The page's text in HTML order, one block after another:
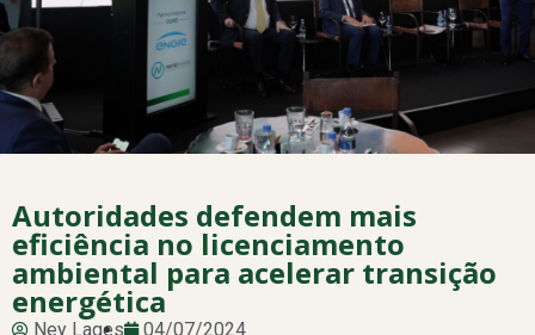
Autoridades defendem mais
eficiência no licenciamento
ambiental para acelerar transição
energética
Ney Lages 04/07/2024